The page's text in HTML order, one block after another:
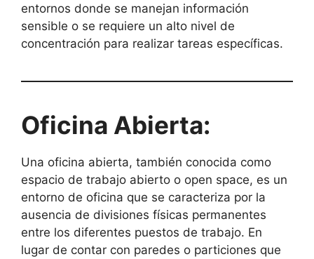
entornos donde se manejan información
sensible o se requiere un alto nivel de
concentración para realizar tareas específicas.
Oficina Abierta:
Una oficina abierta, también conocida como
espacio de trabajo abierto o open space, es un
entorno de oficina que se caracteriza por la
ausencia de divisiones físicas permanentes
entre los diferentes puestos de trabajo. En
lugar de contar con paredes o particiones que